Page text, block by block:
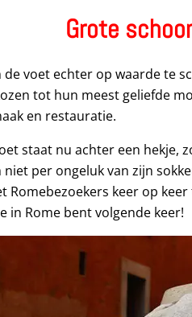
Grote
voet echter op waarde te
tot hun meest geliefde
en restauratie.
staat nu achter een hekje,
niet per ongeluk van zijn
Romebezoekers keer op
in Rome bent volgende keer!